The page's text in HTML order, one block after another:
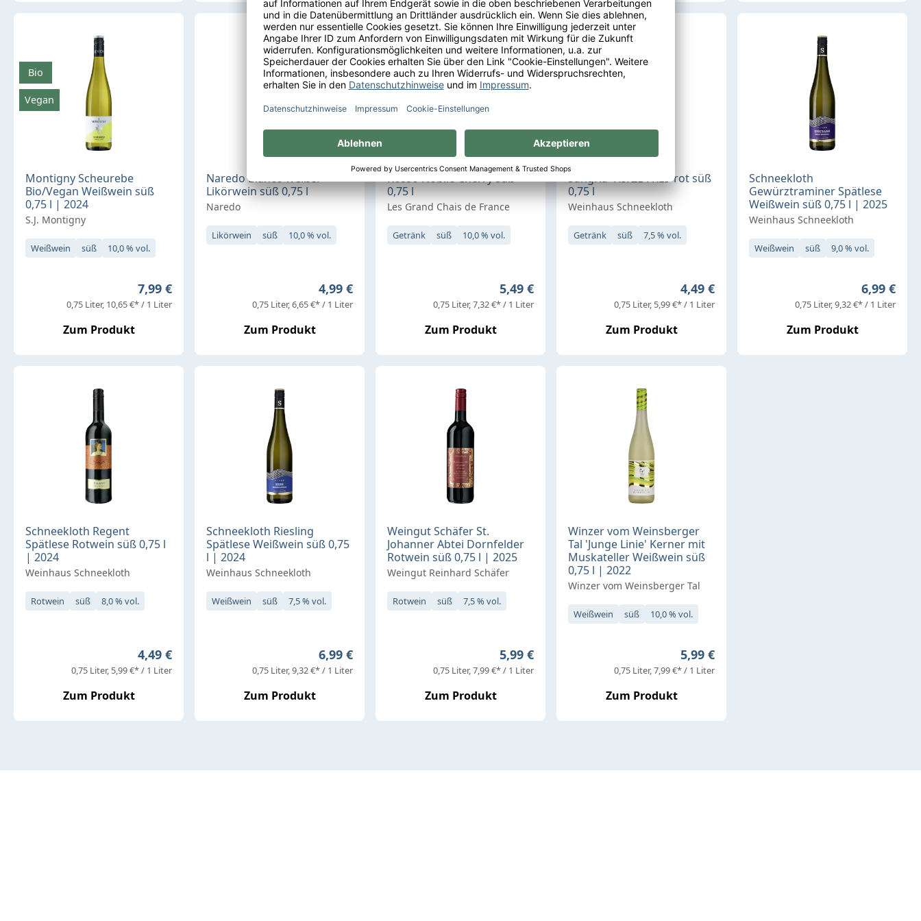
Montigny Scheurebe
Bio/Vegan Weißwein süß
0,75 l | 2024
S.J. Montigny
Weißwein süß 10,0 % vol.
Regulärer Preis:
7,99 €
0,75 Liter 10,65 €* / 1 Liter
Zum Produkt
Bio
Vegan
Naredo Bianco weißer
Likörwein süß 0,75 l
Naredo
Likörwein süß 10,0 % vol.
Regulärer Preis:
4,99 €
0,75 Liter 6,65 €* / 1 Liter
Zum Produkt
Rosso Nobile Cherry süß
0,75 l
Les Grand Chais de France
Getränk süß 10,0 % vol.
Regulärer Preis:
5,49 €
0,75 Liter 7,32 €* / 1 Liter
Zum Produkt
Sangria 'HITZE FREI' rot süß
0,75 l
Weinhaus Schneekloth
Getränk süß 7,5 % vol.
Regulärer Preis:
4,49 €
0,75 Liter 5,99 €* / 1 Liter
Zum Produkt
Schneekloth
Gewürztraminer Spätlese
Weißwein süß 0,75 l | 2025
Weinhaus Schneekloth
Weißwein süß 9,0 % vol.
Regulärer
6,99 €
0,75 Liter 9,32 €* / 1 Liter
Zum Produkt
Schneekloth Regent
Spätlese Rotwein süß 0,75 l
| 2024
Weinhaus Schneekloth
Rotwein süß 8,0 % vol.
Regulärer Preis:
4,49 €
0,75 Liter 5,99 €* / 1 Liter
Zum Produkt
Schneekloth Riesling
Spätlese Weißwein süß 0,75
l | 2024
Weinhaus Schneekloth
Weißwein süß 7,5 % vol.
Regulärer Preis:
6,99 €
0,75 Liter 9,32 €* / 1 Liter
Zum Produkt
Weingut Schäfer St.
Johanner Abtei Dornfelder
Rotwein süß 0,75 l | 2025
Weingut Reinhard Schäfer
Rotwein süß 7,5 % vol.
Regulärer Preis:
5,99 €
0,75 Liter 7,99 €* / 1 Liter
Zum Produkt
Winzer vom Weinsberger
Tal 'Junge Linie' Kerner mit
Muskateller Weißwein süß
0,75 l | 2022
Winzer vom Weinsberger Tal
Weißwein süß 10,0 % vol.
Regulärer Preis:
5,99 €
0,75 Liter 7,99 €* / 1 Liter
Zum Produkt